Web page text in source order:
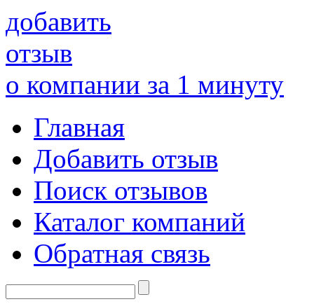
добавить
отзыв
о компании за 1 минуту
Главная
Добавить отзыв
Поиск отзывов
Каталог компаний
Обратная связь